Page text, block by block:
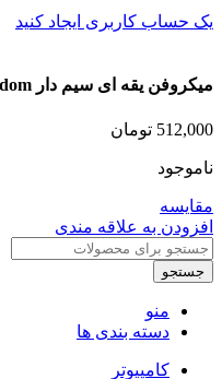
یک حساب کاربری ایجاد کنید
میکروفن یقه ای سیم دار Earldom ارلدام مدل E38
512,000 تومان
ناموجود
مقایسه
افزودن به علاقه مندی
جستجو
منو
دسته بندی ها
کامپیوتر